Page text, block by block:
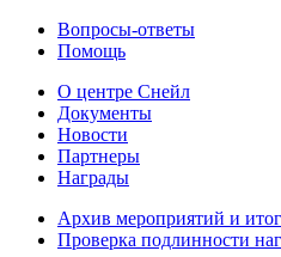
Вопросы-ответы
Помощь
О центре Снейл
Документы
Новости
Партнеры
Награды
Архив мероприятий и
Проверка подлинности